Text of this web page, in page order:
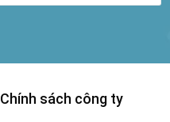
Chính sách công ty